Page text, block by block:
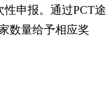
申报。通过PCT途
数量给予相应奖